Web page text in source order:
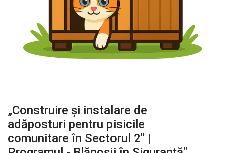
„Construire şi instalare de
adăposturi pentru pisicile
comunitare în Sectorul 2" |